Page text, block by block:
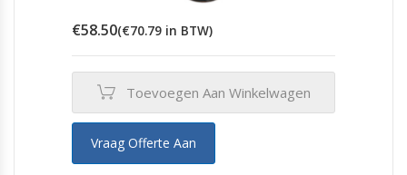
€58.50(€70.79 in BTW)
Toevoegen Aan Winkelwagen
Vraag Offerte Aan